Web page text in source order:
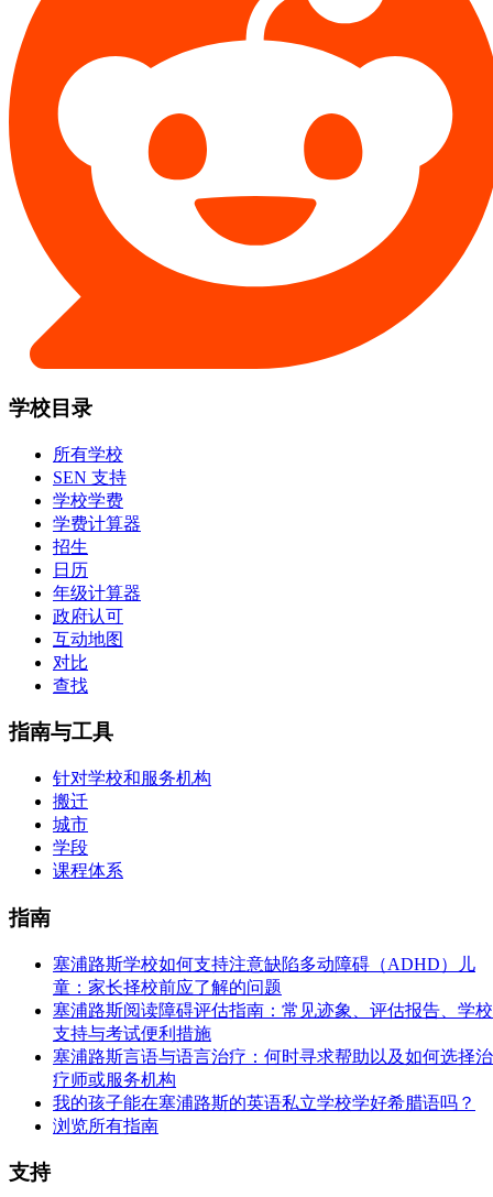
学校目录
所有学校
SEN 支持
学校学费
学费计算器
招生
日历
年级计算器
政府认可
互动地图
对比
查找
指南与工具
针对学校和服务机构
搬迁
城市
学段
课程体系
指南
塞浦路斯学校如何支持注意缺陷多动障碍（ADHD）儿
童：家长择校前应了解的问题
塞浦路斯阅读障碍评估指南：常见迹象、评估报告、学校
支持与考试便利措施
塞浦路斯言语与语言治疗：何时寻求帮助以及如何选择治
疗师或服务机构
我的孩子能在塞浦路斯的英语私立学校学好希腊语吗？
浏览所有指南
支持